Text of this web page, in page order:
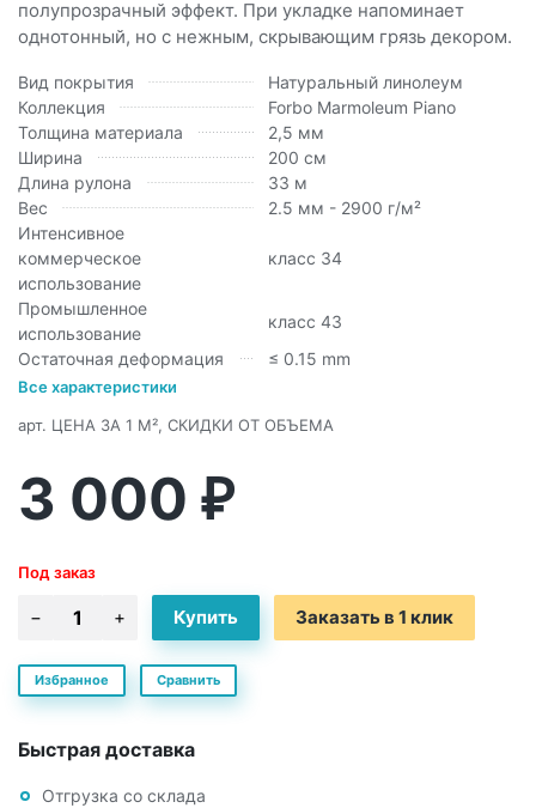
полупрозрачный эффект. При укладке напоминает
однотонный, но с нежным, скрывающим грязь декором.
Вид покрытия
Натуральный линолеум
Коллекция
Forbo Marmoleum Piano
Толщина материала
2,5 мм
Ширина
200 см
Длина рулона
33 м
Вес
2.5 мм - 2900 г/м²
Интенсивное
коммерческое
использование
класс 34
Промышленное
использование
класс 43
Остаточная деформация
≤ 0.15 mm
Все характеристики
арт. ЦЕНА ЗА 1 М², СКИДКИ ОТ ОБЪЕМА
3 000 ₽
Под заказ
Заказать в 1 клик
Избранное Сравнить
Быстрая доставка
Отгрузка со склада